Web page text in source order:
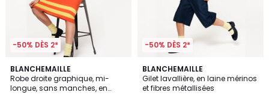
-50% DÈS 2*
BLANCHEMAILLE
Robe droite graphique, mi-
longue, sans manches, en
-50% DÈS 2*
BLANCHEMAILLE
Gilet lavallière, en laine mérinos
et fibres métallisées